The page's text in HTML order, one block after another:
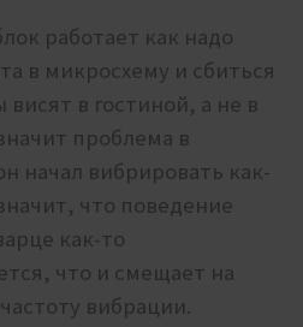
работает как надо
в микросхему и сбиться
в гостиной, а не в
проблема в
начал вибрировать как-
что поведение
как-то
что и смещает на
вибрации.